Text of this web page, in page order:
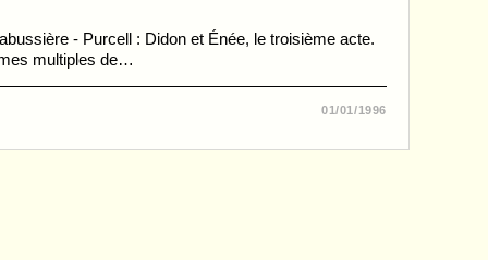
- Purcell : Didon et Énée, le troisième acte.
multiples de…
01/01/1996